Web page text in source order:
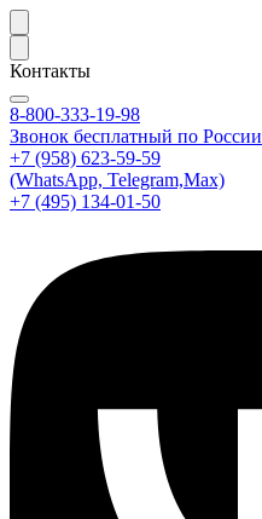
Контакты
8-800-333-19-98
Звонок бесплатный по России
+7 (958) 623-59-59
(WhatsApp, Telegram,Max)
+7 (495) 134-01-50